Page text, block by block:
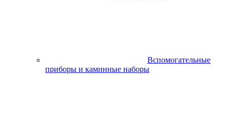
Вспомогательные
приборы и каминные наборы